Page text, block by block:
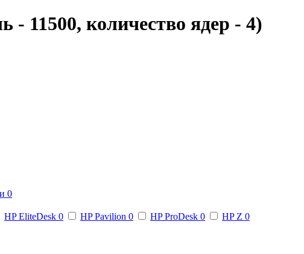
11500, количество ядер - 4)
0
HP EliteDesk 0 HP Pavilion 0 HP ProDesk 0 HP Z 0